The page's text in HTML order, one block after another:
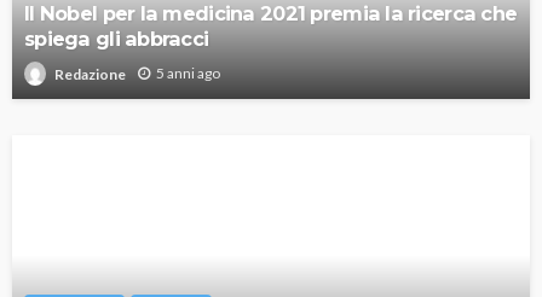
Il Nobel per la medicina 2021 premia la ricerca che
spiega gli abbracci
Redazione 5 anni ago